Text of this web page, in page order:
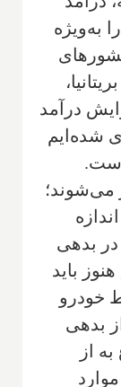
به‌ویژه
درآمد
شده‌ایم
می‌شوند؛
بدهی
باید
خودرو
بدهی
از